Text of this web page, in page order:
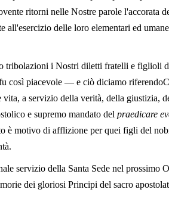
ritorni nelle Nostre parole l'accorata
delle loro elementari ed
tribolazioni i Nostri diletti fratelli e figlioli
così piacevole — e ciò diciamo
a servizio della verità, della giustizia,
e supremo mandato del praedicare
è motivo di afflizione per quei figli del
servizio della Santa Sede nel prossimo
dei gloriosi Principi del sacro